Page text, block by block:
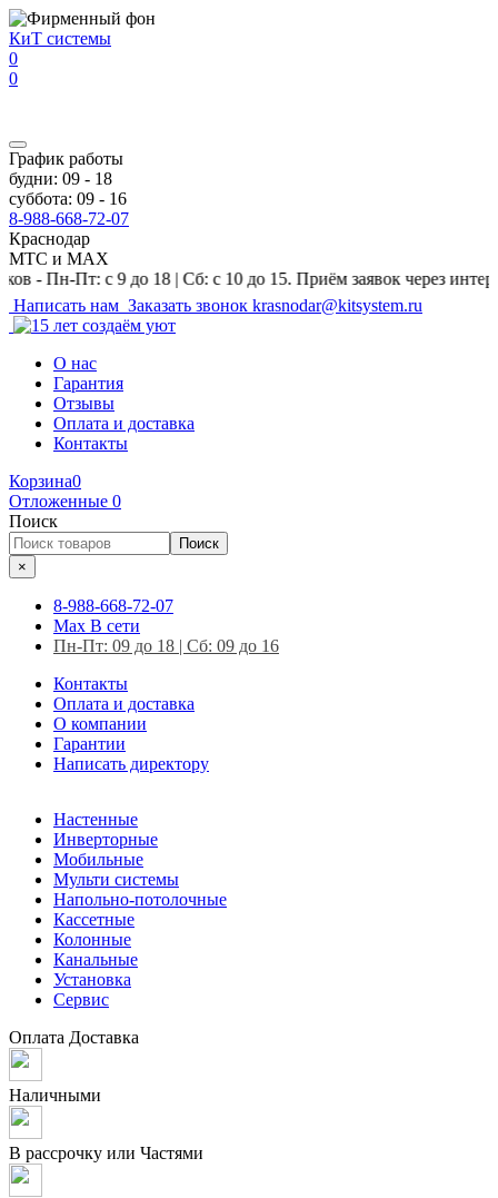
Перейти к основному содержанию
КиТ системы
0
0
График работы
будни: 09 - 18
суббота: 09 - 16
8-988-668-72-07
Краснодар
МТС и MAX
с 9 до 18 | Сб: с 10 до 15. Приём заявок через интернет-
Написать нам Заказать звонок krasnodar@kitsystem.ru
О нас
Гарантия
Отзывы
Оплата и доставка
Контакты
Корзина0
Отложенные 0
Поиск
Поиск
×
8-988-668-72-07
Max В сети
Пн-Пт: 09 до 18 | Сб: 09 до 16
Контакты
Оплата и доставка
О компании
Гарантии
Написать директору
Настенные
Инверторные
Мобильные
Мульти системы
Напольно-потолочные
Кассетные
Колонные
Канальные
Установка
Сервис
Оплата Доставка
Наличными
В рассрочку или Частями